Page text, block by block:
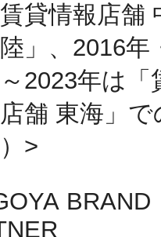
賃貸情報店舗
」、2016年
2023年は「
舗 東海」で
>